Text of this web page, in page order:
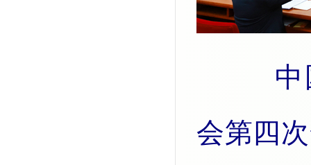
中国共产党第二十届中央委员
会第四